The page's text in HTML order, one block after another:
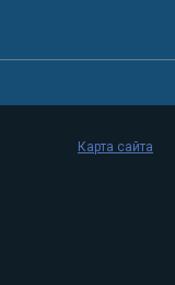
Карта сайта